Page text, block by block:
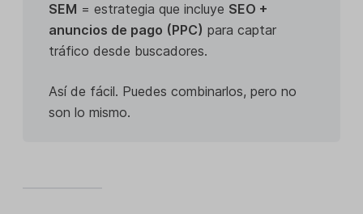
SEM = estrategia que incluye SEO +
anuncios de pago (PPC) para captar
tráfico desde buscadores.
Así de fácil. Puedes combinarlos, pero no
son lo mismo.